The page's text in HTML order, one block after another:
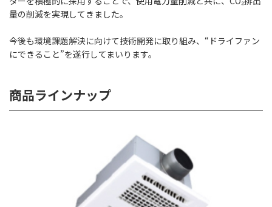
量の削減を実現してきました。
今後も環境課題解決に向けて技術開発に取り組み、“ドライファン
にできること”を遂行してまいります。
商品ラインナップ